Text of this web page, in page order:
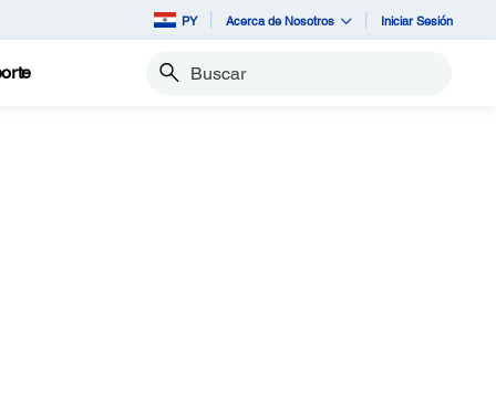
PY Acerca de Nosotros Iniciar Sesión
Buscar